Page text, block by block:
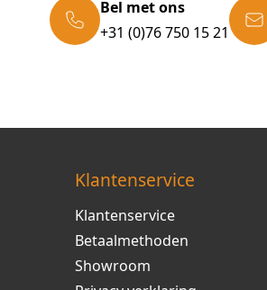
Bel met ons
+31 (0)76 750 15 21
Klantenservice
Klantenservice
Betaalmethoden
Showroom